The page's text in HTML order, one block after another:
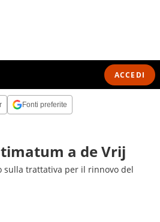
ACCEDI
Fonti preferite
a de Vrij
sulla trattativa per il rinnovo del